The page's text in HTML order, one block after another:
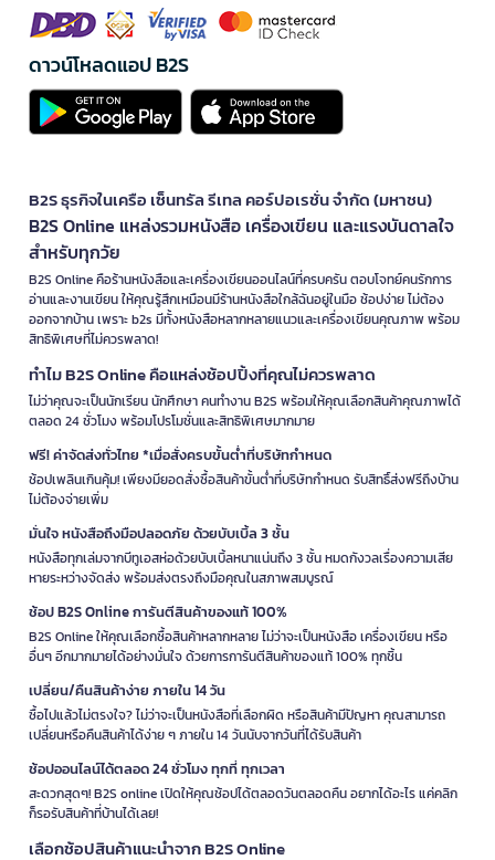
ดาวน์โหลดแอป B2S
B2S ธุรกิจในเครือ เซ็นทรัล รีเทล คอร์ปอเรชั่น จำกัด (มหาชน)
B2S Online แหล่งรวมหนังสือ เครื่องเขียน และแรงบันดาลใจ
สำหรับทุกวัย
B2S Online คือร้านหนังสือและเครื่องเขียนออนไลน์ที่ครบครัน ตอบโจทย์คนรักการ
อ่านและงานเขียน ให้คุณรู้สึกเหมือนมีร้านหนังสือใกล้ฉันอยู่ในมือ ช้อปง่าย ไม่ต้อง
ออกจากบ้าน เพราะ b2s มีทั้งหนังสือหลากหลายแนวและเครื่องเขียนคุณภาพ พร้อม
สิทธิพิเศษที่ไม่ควรพลาด!
ทำไม B2S Online คือแหล่งช้อปปิ้งที่คุณไม่ควรพลาด
ไม่ว่าคุณจะเป็นนักเรียน นักศึกษา คนทำงาน B2S พร้อมให้คุณเลือกสินค้าคุณภาพได้
ตลอด 24 ชั่วโมง พร้อมโปรโมชั่นและสิทธิพิเศษมากมาย
ฟรี! ค่าจัดส่งทั่วไทย *เมื่อสั่งครบขั้นต่ำที่บริษัทกำหนด
ช้อปเพลินเกินคุ้ม! เพียงมียอดสั่งซื้อสินค้าขั้นต่ำที่บริษัทกำหนด รับสิทธิ์ส่งฟรีถึงบ้าน
ไม่ต้องจ่ายเพิ่ม
มั่นใจ หนังสือถึงมือปลอดภัย ด้วยบับเบิ้ล 3 ชั้น
หนังสือทุกเล่มจากบีทูเอสห่อด้วยบับเบิ้ลหนาแน่นถึง 3 ชั้น หมดกังวลเรื่องความเสีย
หายระหว่างจัดส่ง พร้อมส่งตรงถึงมือคุณในสภาพสมบูรณ์
ช้อป B2S Online การันตีสินค้าของแท้ 100%
B2S Online ให้คุณเลือกซื้อสินค้าหลากหลาย ไม่ว่าจะเป็นหนังสือ เครื่องเขียน หรือ
อื่นๆ อีกมากมายได้อย่างมั่นใจ ด้วยการการันตีสินค้าของแท้ 100% ทุกชิ้น
เปลี่ยน/คืนสินค้าง่าย ภายใน 14 วัน
ซื้อไปแล้วไม่ตรงใจ? ไม่ว่าจะเป็นหนังสือที่เลือกผิด หรือสินค้ามีปัญหา คุณสามารถ
เปลี่ยนหรือคืนสินค้าได้ง่าย ๆ ภายใน 14 วันนับจากวันที่ได้รับสินค้า
ช้อปออนไลน์ได้ตลอด 24 ชั่วโมง ทุกที่ ทุกเวลา
สะดวกสุดๆ! B2S online เปิดให้คุณช้อปได้ตลอดวันตลอดคืน อยากได้อะไร แค่คลิก
ก็รอรับสินค้าที่บ้านได้เลย!
เลือกช้อปสินค้าแนะนำจาก B2S Online